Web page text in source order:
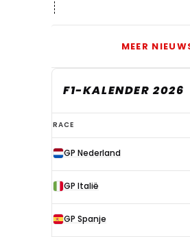
MEER
F1-KALENDER 2026
F1-
kalender
2026
RACE
GP Nederland
GP Italië
GP Spanje